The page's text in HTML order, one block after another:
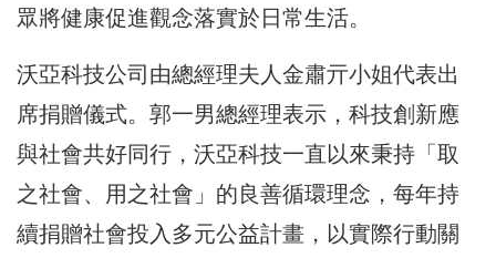
眾將健康促進觀念落實於日常生活。
沃亞科技公司由總經理夫人金肅亓小姐代表出
席捐贈儀式。郭一男總經理表示，科技創新應
與社會共好同行，沃亞科技一直以來秉持「取
之社會、用之社會」的良善循環理念，每年持
續捐贈社會投入多元公益計畫，以實際行動關